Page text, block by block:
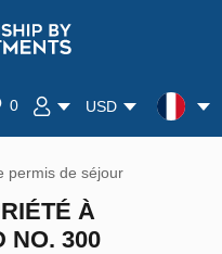
0 USD
permis de séjour
À
NO. 300